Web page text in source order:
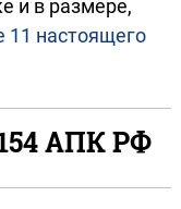
и в размере,
11 настоящего
АПК РФ